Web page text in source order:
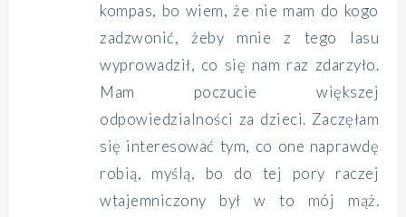
kompas, bo wiem, że nie mam do kogo
zadzwonić, żeby mnie z tego lasu
wyprowadził, co się nam raz zdarzyło.
Mam poczucie większej
odpowiedzialności za dzieci. Zaczęłam
się interesować tym, co one naprawdę
robią, myślą, bo do tej pory raczej
wtajemniczony był w to mój mąż.